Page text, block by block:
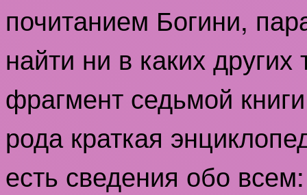
почитанием Богини,
найти ни в каких
фрагмент седьмой
рода краткая
есть сведения обо